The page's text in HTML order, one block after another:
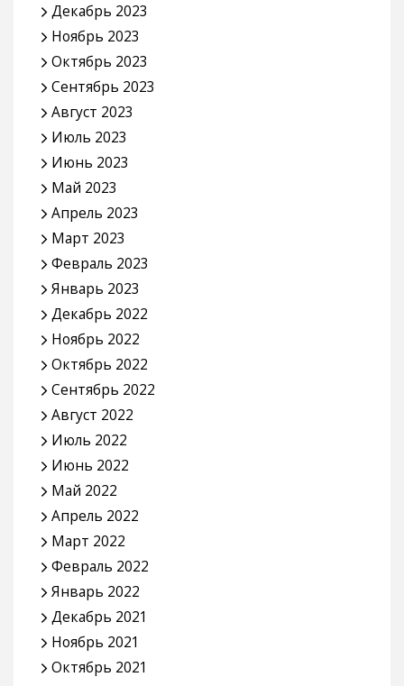
Декабрь 2023
Ноябрь 2023
Октябрь 2023
Сентябрь 2023
Август 2023
Июль 2023
Июнь 2023
Май 2023
Апрель 2023
Март 2023
Февраль 2023
Январь 2023
Декабрь 2022
Ноябрь 2022
Октябрь 2022
Сентябрь 2022
Август 2022
Июль 2022
Июнь 2022
Май 2022
Апрель 2022
Март 2022
Февраль 2022
Январь 2022
Декабрь 2021
Ноябрь 2021
Октябрь 2021